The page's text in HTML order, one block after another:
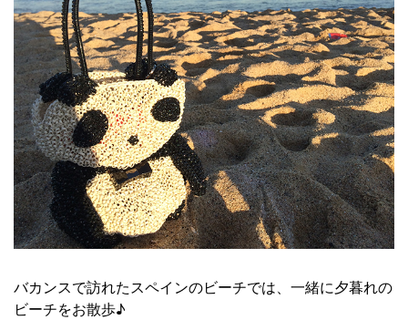
バカンスで訪れたスペインのビーチでは、一緒に夕暮れの
ビーチをお散歩♪